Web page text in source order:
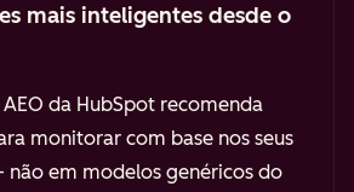
mais inteligentes desde o
da HubSpot recomenda
monitorar com base nos seus
não em modelos genéricos do